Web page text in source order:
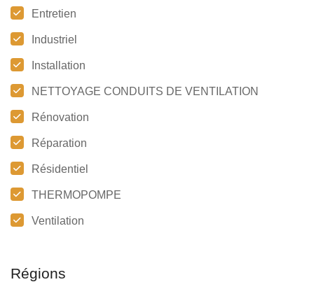
Entretien
Industriel
Installation
NETTOYAGE CONDUITS DE VENTILATION
Rénovation
Réparation
Résidentiel
THERMOPOMPE
Ventilation
Régions